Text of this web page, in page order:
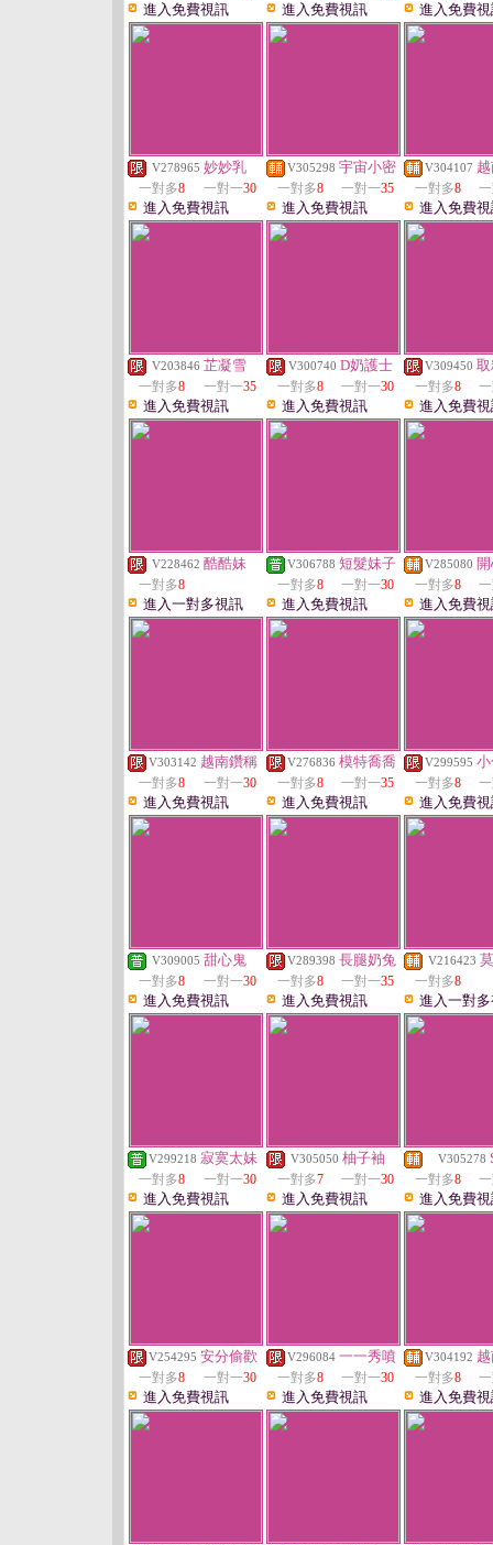
進入免費視訊 進入免費視訊 進入免費
V278965 妙妙乳
一對多8 一對一30
進入免費視訊
V305298 宇宙小密
一對多8 一對一35
進入免費視訊
V304107
一對多8
進入免費
V203846 芷凝雪
一對多8 一對一35
進入免費視訊
V300740 D奶護士
一對多8 一對一30
進入免費視訊
V309450
一對多8
進入免費
V228462 酷酷妹
一對多8
進入一對多視訊
V306788 短髮妹子
一對多8 一對一30
進入免費視訊
V285080
一對多8
進入免費
V303142 越南鑽稱
一對多8 一對一30
進入免費視訊
V276836 模特喬喬
一對多8 一對一35
進入免費視訊
V299595
一對多8
進入免費
V309005 甜心鬼
一對多8 一對一30
進入免費視訊
V289398 長腿奶兔
一對多8 一對一35
進入免費視訊
V216423
一對多8
進入一對
V299218 寂寞太妹
一對多8 一對一30
進入免費視訊
V305050 柚子袖
一對多7 一對一30
進入免費視訊
V305278
一對多8
進入免費
V254295 安分偷歡
一對多8 一對一30
進入免費視訊
V296084 一一秀噴
一對多8 一對一30
進入免費視訊
V304192
一對多8
進入免費